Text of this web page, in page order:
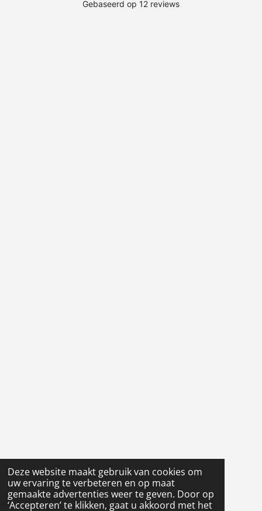
Deze website maakt gebruik van cookies om
uw ervaring te verbeteren en op maat
gemaakte advertenties weer te geven. Door op
‘Accepteren’ te klikken, gaat u akkoord met het